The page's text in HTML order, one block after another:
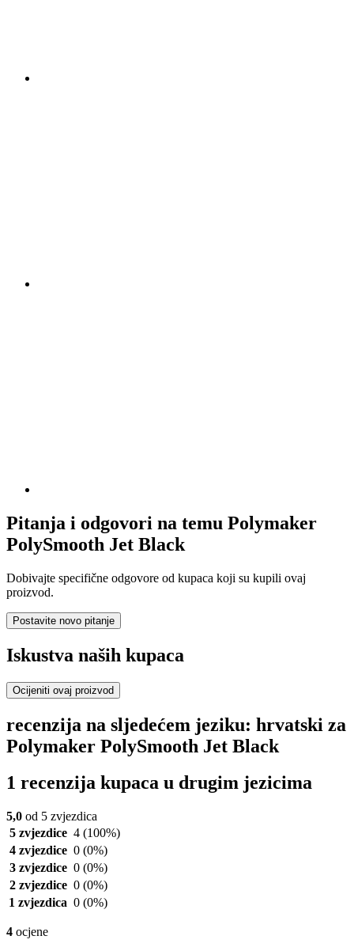
Pitanja i odgovori na temu Polymaker
PolySmooth Jet Black
Dobivajte specifične odgovore od kupaca koji su kupili ovaj
proizvod.
Postavite novo pitanje
Iskustva naših kupaca
Ocijeniti ovaj proizvod
recenzija na sljedećem jeziku: hrvatski za
Polymaker PolySmooth Jet Black
1 recenzija kupaca u drugim jezicima
5,0 od 5 zvjezdica
5 zvjezdice 4 (100%)
4 zvjezdice 0 (0%)
3 zvjezdice 0 (0%)
2 zvjezdice 0 (0%)
1 zvjezdica 0 (0%)
4 ocjene